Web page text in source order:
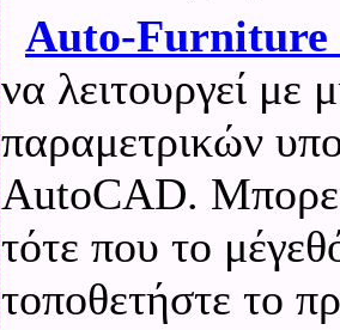
Auto-Furniture
να λειτουργεί με
παραμετρικών
AutoCAD.
τότε που το
τοποθετήστε το